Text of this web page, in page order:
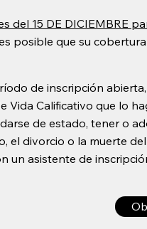
del 15 DE DICIEMBRE
posible que su
de inscripción
Vida Calificativo que lo
de estado, tener o
el divorcio o la muerte
un asistente de